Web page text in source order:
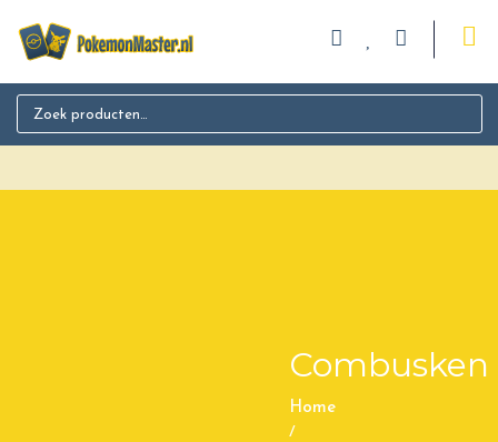
Search for:
Combusken
Home
/